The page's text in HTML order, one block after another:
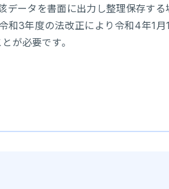
データを書面に出力し整理保存する
和3年度の法改正により令和4年1月
が必要です。